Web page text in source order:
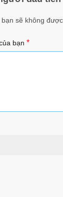
bạn sẽ không
bạn *